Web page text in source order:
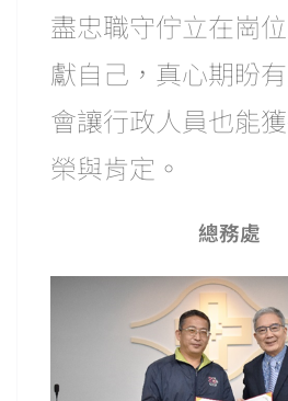
盡忠職守佇立在崗
獻自己，真心期盼
會讓行政人員也能
榮與肯定。
總務處